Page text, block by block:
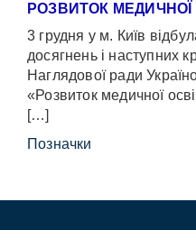
РОЗВИТОК МЕДИЧНОЇ
3 грудня у м. Київ
досягнень і наступних
Наглядової ради
«Розвиток медичної
[…]
Позначки